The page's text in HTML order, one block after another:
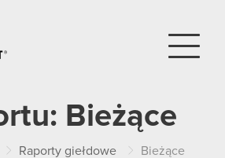
Bieżące
Raporty giełdowe Bieżące